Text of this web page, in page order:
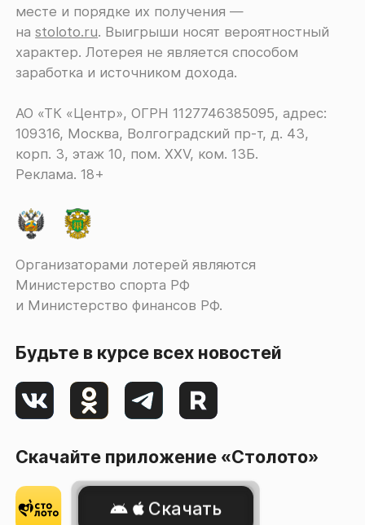
месте и порядке их получения ―
наstoloto.ru. Выигрыши носят вероятностный
характер. Лотерея не является способом
заработка и источником дохода.
АО «ТК «Центр», ОГРН 1127746385095, адрес:
109316, Москва, Волгоградский пр-т, д. 43,
корп. 3, этаж 10, пом. XXV, ком. 13Б.
Реклама. 18+
Организаторами лотерей являются
Министерство спорта РФ
и Министерство финансов РФ.
Будьте в курсе всех новостей
Скачайте приложение «Столото»
Скачать